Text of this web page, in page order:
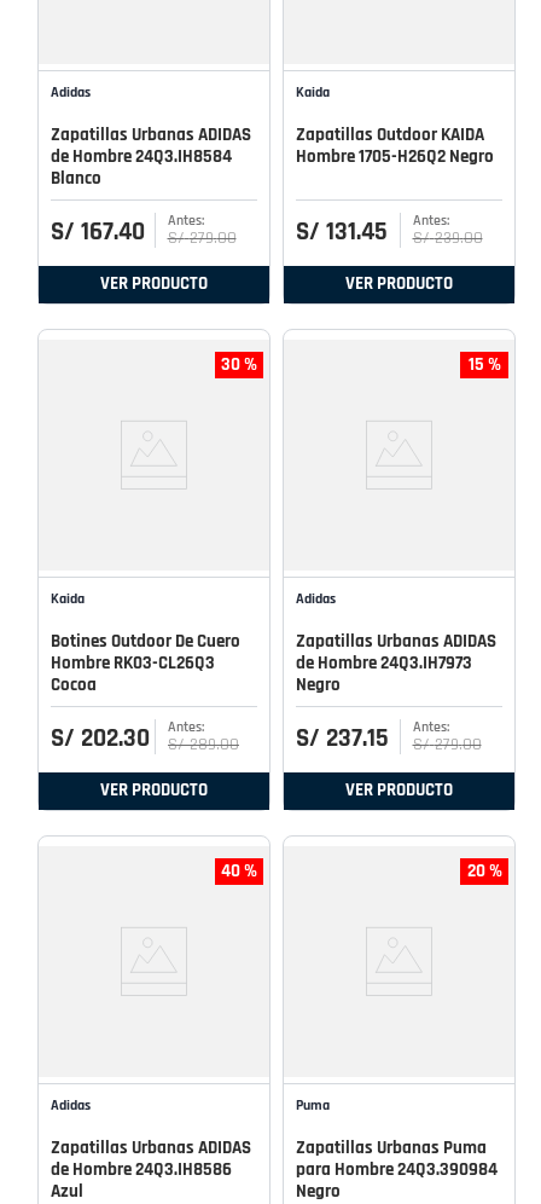
Adidas
Zapatillas Urbanas ADIDAS
de Hombre 24Q3.IH8584
Blanco
S/ 167.40 S/ 279.00
VER PRODUCTO
Kaida
Zapatillas Outdoor KAIDA
Hombre 1705-H26Q2 Negro
S/ 131.45 S/ 239.00
VER PRODUCTO
30 %
Kaida
Botines Outdoor De Cuero
Hombre RK03-CL26Q3
Cocoa
S/ 202.30 S/ 289.00
VER PRODUCTO
15 %
Adidas
Zapatillas Urbanas ADIDAS
de Hombre 24Q3.IH7973
Negro
S/ 237.15 S/ 279.00
VER PRODUCTO
40 %
Adidas
Zapatillas Urbanas ADIDAS
de Hombre 24Q3.IH8586
Azul
20 %
Puma
Zapatillas Urbanas Puma
para Hombre 24Q3.390984
Negro